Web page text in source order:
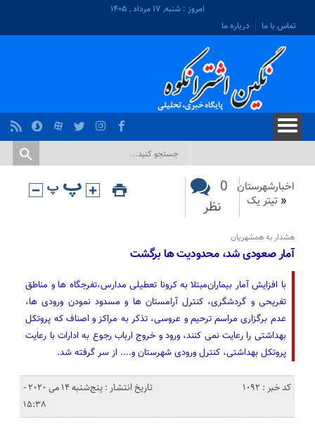
امروز : شنبه, ۱۷ مرداد , ۱۴۰۵
تماس با ما
درباره ما
اخبارشهرستان
« تیتر یک
0
نظر
هشدار به همشهریان
آمار صعودی شد، محدودیت ها برگشت
با افزایش آمار بیماران‌مبتلا به کرونا تعطیلی مدارس،تفرجگاه ها و مناطق
تفریحی و گردشگری، کنترل آرامستان ها و مسدود نمودن ورودی ها،
عدم برگزاری مراسم ترحیم و عروسی، تذکر به مراکز و اصناف که پروتکل
بهداشتی را رعایت نمی کنند، ورود و خروج ارباب رجوع به ادارات با رعایت
پروتکل بهداشتی، کنترل ورودی شهرستان و.... از سر گرفته شد.
کد خبر : 1092
تاریخ انتشار : پنج‌شنبه 14 می 2020 -
15:38